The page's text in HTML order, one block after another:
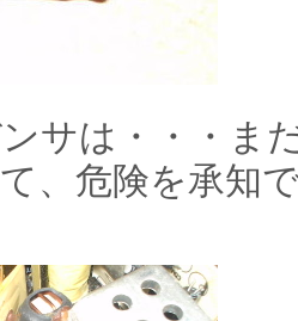
サは・・・ま
、危険を承知